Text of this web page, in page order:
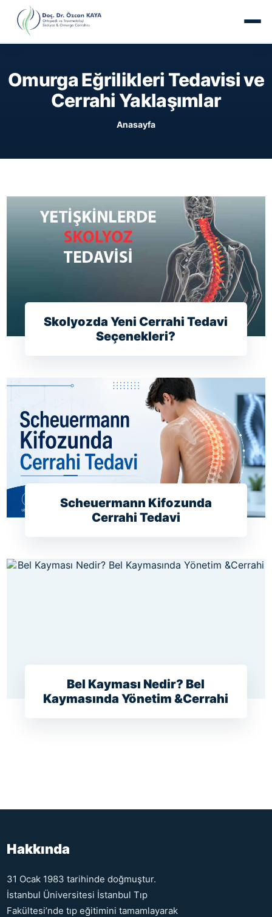
Omurga Eğrilikleri Tedavisi ve
Cerrahi Yaklaşımlar
Anasayfa
Skolyozda Yeni Cerrahi Tedavi
Seçenekleri?
Scheuermann Kifozunda
Cerrahi Tedavi
Bel Kayması Nedir? Bel
Kaymasında Yönetim &Cerrahi
Hakkında
31 Ocak 1983 tarihinde doğmuştur.
İstanbul Üniversitesi İstanbul Tıp
Fakültesi’nde tıp eğitimini tamamlayarak